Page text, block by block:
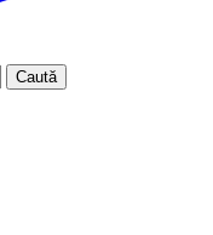
Caută